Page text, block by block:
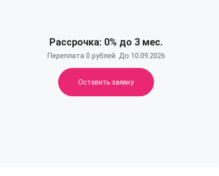
Рассрочка: 0% до 3 мес.
Переплата 0 рублей. До 10.09.2026
Оставить заявку